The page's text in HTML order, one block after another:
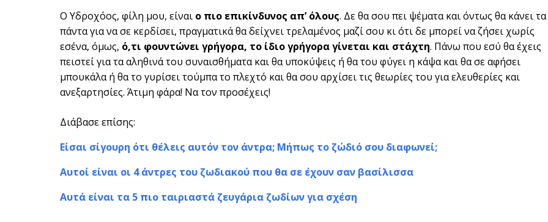
Ο Υδροχόος, φίλη μου, είναι ο πιο επικίνδυνος απ’ όλους. Δε θα σου πει ψέματα και όντως θα κάνει τα
πάντα για να σε κερδίσει, πραγματικά θα δείχνει τρελαμένος μαζί σου κι ότι δε μπορεί να ζήσει χωρίς
εσένα, όμως, ό,τι φουντώνει γρήγορα, το ίδιο γρήγορα γίνεται και στάχτη. Πάνω που εσύ θα έχεις
πειστεί για τα αληθινά του συναισθήματα και θα υποκύψεις ή θα του φύγει η κάψα και θα σε αφήσει
μπουκάλα ή θα το γυρίσει τούμπα το πλεχτό και θα σου αρχίσει τις θεωρίες του για ελευθερίες και
ανεξαρτησίες. Άτιμη φάρα! Να τον προσέχεις!
Διάβασε επίσης:
Είσαι σίγουρη ότι θέλεις αυτόν τον άντρα; Μήπως το ζώδιό σου διαφωνεί;
Αυτοί είναι οι 4 άντρες του ζωδιακού που θα σε έχουν σαν βασίλισσα
Αυτά είναι τα 5 πιο ταιριαστά ζευγάρια ζωδίων για σχέση